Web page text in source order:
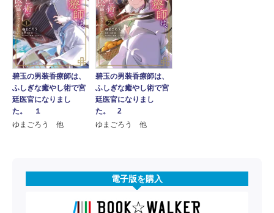
碧玉の男装香療師は、
ふしぎな癒やし術で宮
廷医官になりまし
た。 １
ゆまごろう 他
碧玉の男装香療師は、
ふしぎな癒やし術で宮
廷医官になりまし
た。 2
ゆまごろう 他
電子版を購入